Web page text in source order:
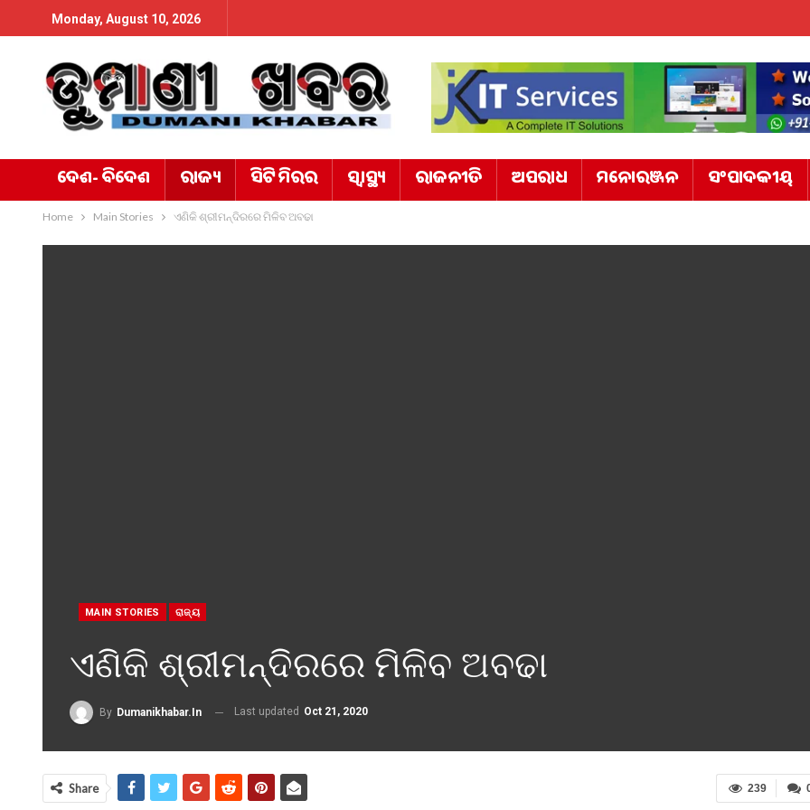
Monday, August 10, 2026
ଦେଶ- ବିଦେଶ ରାଜ୍ୟ ସିଟି ମିରର ସ୍ୱାସ୍ଥ୍ୟ ରାଜନୀତି ଅପରାଧ ମନୋରଞ୍ଜନ ସଂପାଦକୀୟ
Home Main Stories ଏଣିକି ଶ୍ରୀମନ୍ଦିରରେ ମିଳିବ ଅବଢା
MAIN STORIES ରାଜ୍ୟ
ଏଣିକି ଶ୍ରୀମନ୍ଦିରରେ ମିଳିବ ଅବଢା
By Dumanikhabar.in Last updated Oct 21, 2020
239
Share